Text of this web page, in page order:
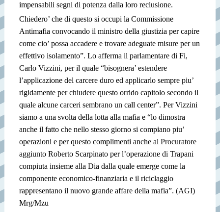
impensabili segni di potenza dalla loro reclusione.
Chiedero’ che di questo si occupi la Commissione
Antimafia convocando il ministro della giustizia per capire
come cio’ possa accadere e trovare adeguate misure per un
effettivo isolamento”. Lo afferma il parlamentare di Fi,
Carlo Vizzini, per il quale “bisognera’ estendere
l’applicazione del carcere duro ed applicarlo sempre piu’
rigidamente per chiudere questo orrido capitolo secondo il
quale alcune carceri sembrano un call center”. Per Vizzini
siamo a una svolta della lotta alla mafia e “lo dimostra
anche il fatto che nello stesso giorno si compiano piu’
operazioni e per questo complimenti anche al Procuratore
aggiunto Roberto Scarpinato per l’operazione di Trapani
compiuta insieme alla Dia dalla quale emerge come la
componente economico-finanziaria e il riciclaggio
rappresentano il nuovo grande affare della mafia”. (AGI)
Mrg/Mzu